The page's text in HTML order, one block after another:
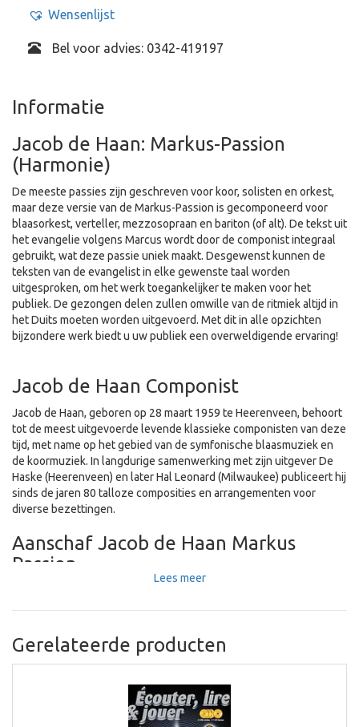
Wensenlijst
Bel voor advies: 0342-419197
Informatie
Jacob de Haan: Markus-Passion
(Harmonie)
De meeste passies zijn geschreven voor koor, solisten en orkest,
maar deze versie van de Markus-Passion is gecomponeerd voor
blaasorkest, verteller, mezzosopraan en bariton (of alt). De tekst uit
het evangelie volgens Marcus wordt door de componist integraal
gebruikt, wat deze passie uniek maakt. Desgewenst kunnen de
teksten van de evangelist in elke gewenste taal worden
uitgesproken, om het werk toegankelijker te maken voor het
publiek. De gezongen delen zullen omwille van de ritmiek altijd in
het Duits moeten worden uitgevoerd. Met dit in alle opzichten
bijzondere werk biedt u uw publiek een overweldigende ervaring!
Jacob de Haan Componist
Jacob de Haan, geboren op 28 maart 1959 te Heerenveen, behoort
tot de meest uitgevoerde levende klassieke componisten van deze
tijd, met name op het gebied van de symfonische blaasmuziek en
de koormuziek. In langdurige samenwerking met zijn uitgever De
Haske (Heerenveen) en later Hal Leonard (Milwaukee) publiceert hij
sinds de jaren 80 talloze composities en arrangementen voor
diverse bezettingen.
Aanschaf Jacob de Haan Markus
Passion
Lees meer
Gerelateerde producten